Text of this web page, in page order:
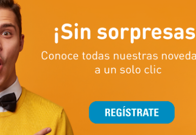
nuestra ludoteca haciendo asombrosos descubrimientos
para demostrarles cuanto les queremos y celebramos